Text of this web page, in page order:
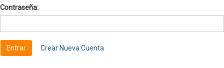
Contraseña:
Crear Nueva Cuenta